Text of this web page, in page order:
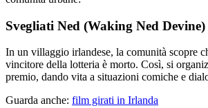
Svegliati Ned (Waking Ned Devine)
In un villaggio irlandese, la comunità scopre
vincitore della lotteria è morto. Così, si
premio, dando vita a situazioni comiche e
Guarda anche: film girati in Irlanda